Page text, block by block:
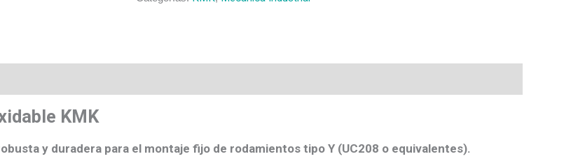
KMK
y duradera para el montaje fijo de rodamientos tipo Y (UC208 o equivalentes).